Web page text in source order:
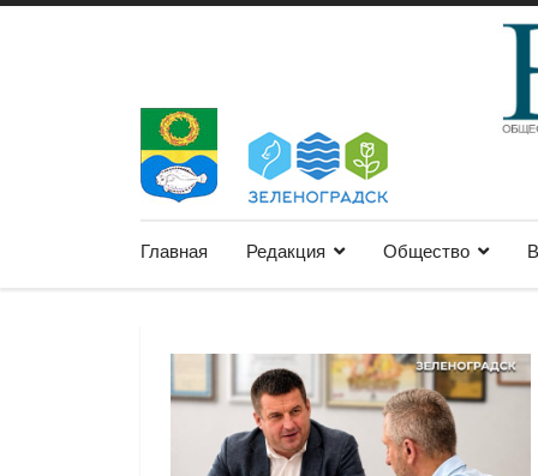
Главная Редакция Общество